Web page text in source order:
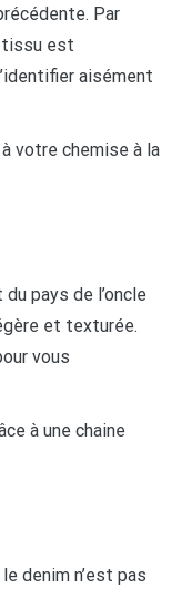
Par
tissu est
aisément
votre chemise à la
pays de l’oncle
et texturée.
vous
à une chaine
denim n’est pas